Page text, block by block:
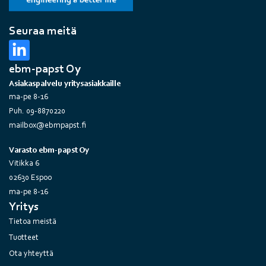
Seuraa meitä
ebm-papst Oy
Asiakaspalvelu yritysasiakkaille
ma-pe 8-16
Puh. 09-8870220
mailbox@ebmpapst.fi
Varasto ebm-papst Oy
Vitikka 6
02630 Espoo
ma-pe 8-16
Yritys
Tietoa meistä
Tuotteet
Ota yhteyttä